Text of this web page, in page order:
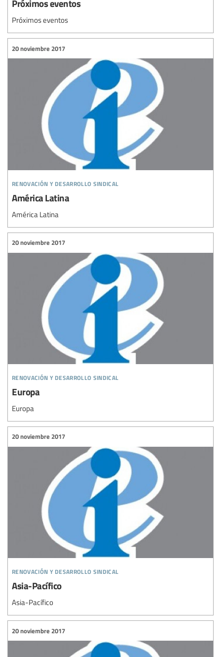
Próximos eventos
Próximos eventos
renovación y desarrollo sindical
20 noviembre 2017
América Latina
América Latina
renovación y desarrollo sindical
20 noviembre 2017
Europa
Europa
renovación y desarrollo sindical
20 noviembre 2017
Asia-Pacífico
Asia-Pacífico
20 noviembre 2017